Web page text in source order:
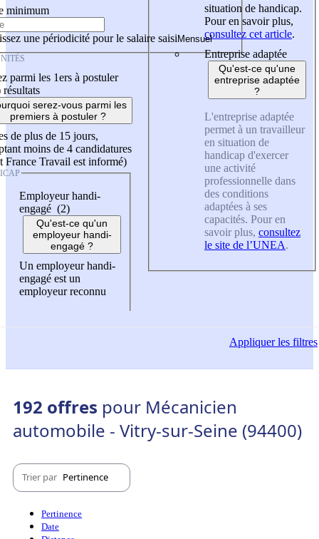
minimum
une périodicité pour le salaire saisi
parmi les 1ers à postuler
résultats
serez-vous parmi les
premiers à postuler ?
de plus de 15 jours,
moins de 4 candidatures
France Travail est informé)
Employeur handi-
engagé (2)
Qu'est-ce qu'un
employeur handi-
engagé ?
Un employeur handi-
engagé est un
employeur reconnu
situation de handicap.
Pour en savoir plus,
consultez cet article.
Entreprise adaptée
Qu'est-ce qu'une
entreprise adaptée
?
L'entreprise adaptée
permet à un travailleur
en situation de
handicap d'exercer
une activité
professionnelle dans
des conditions
adaptées à ses
capacités. Pour en
savoir plus, consultez
le site de l’UNEA.
Appliquerles filtres
192 offres pour Mécanicien
automobile - Vitry-sur-Seine (94400)
Trier par Pertinence
Pertinence
Date